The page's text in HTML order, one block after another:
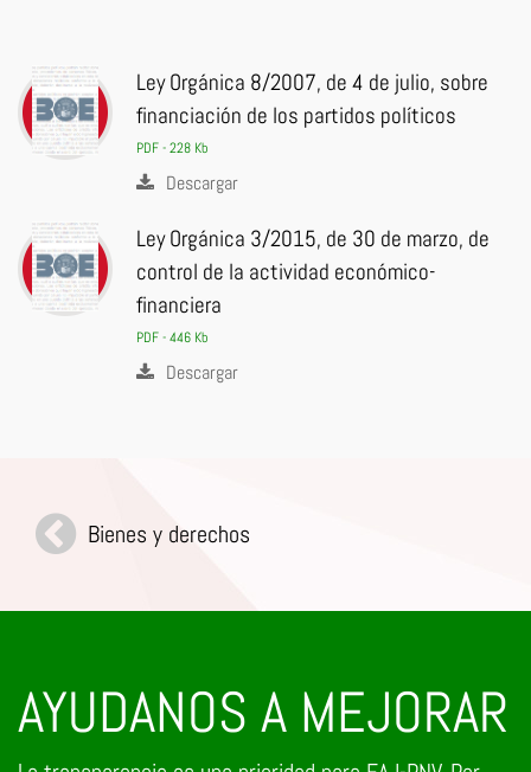
Ley Orgánica 8/2007, de 4 de julio, sobre
financiación de los partidos políticos
PDF - 228 Kb
Descargar
Ley Orgánica 3/2015, de 30 de marzo, de
control de la actividad económico-
financiera
PDF - 446 Kb
Descargar
Bienes y derechos
AYUDANOS A MEJORAR